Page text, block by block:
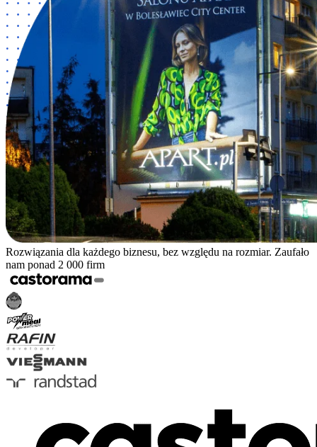
Rozwiązania dla każdego biznesu, bez względu na rozmiar. Zaufało
nam ponad 2 000 firm